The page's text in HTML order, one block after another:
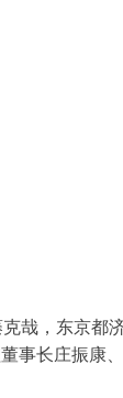
哉，东京都
事长庄振康